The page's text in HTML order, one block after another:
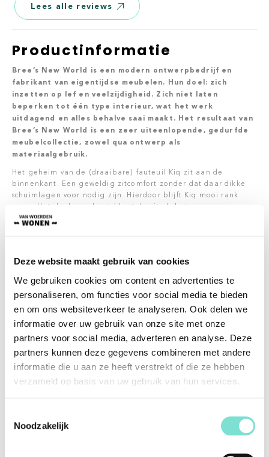
Deze website maakt gebruik van cookies
We gebruiken cookies om content en advertenties te
personaliseren, om functies voor social media te bieden
en om ons websiteverkeer te analyseren. Ook delen we
informatie over uw gebruik van onze site met onze
partners voor social media, adverteren en analyse. Deze
partners kunnen deze gegevens combineren met andere
informatie die u aan ze heeft verstrekt of die ze hebben
verzameld op basis van uw gebruik van hun services.
Noodzakelijk
Lees alle reviews
Productinformatie
Bree’s New World is een modern ontwerpbedrijf en
fabrikant van eigentijdse meubelen. Hun doel: zich
inzetten op lef en veelzijdigheid. Zich niet laten
beperken tot één type interieur, wat het werk
uitdagend en alles behalve saai maakt. Het resultaat van
Bree’s New World is een zeer uiteenlopende, gedurfde
meubelcollectie, zowel qua ontwerp als
materiaalgebruik.
Het geheim van de (draaibare) fauteuil Kiq zit aan de
binnenkant. Een geweldig zitcomfort zonder dat daar dikke
schuimlagen voor nodig zijn. Hierdoor blijft Kiq mooi rank
ogen. Het slanke onderstel laat de zit als het ware zweven en
geeft Kiq daarmee een luchtige uitstraling. De kuip van de
Woerden Wonen besteld zijn), kiest voor 5 jaar
onderhoudsgarantie, wordt er voor 5 jaar lang, gratis alle
problemen (die onder de garantie vallen) opgelost. Denk
hierbij aan vlekverwijdering, verhelpen van kraakgeluiden en
losgeraakte verbindingen. Kort gezegd, problemen die met
langdurig gebruik van meubels voor kunnen komen. Hiervoor
hoeft u zelf niks te doen, de meubels worden geïmpregneerd
voordat deze bij u geleverd worden. Dit product valt niet los
Specificaties